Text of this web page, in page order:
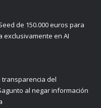
de 150.000 euros para
exclusivamente en AI
transparencia del
al negar información